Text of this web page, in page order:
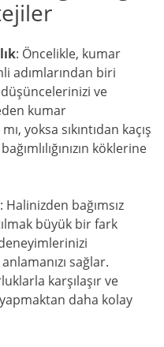
: Öncelikle, kumar
adımlarından biri
ve
kumar
yoksa sıkıntıdan kaçış
köklerine
: Halinizden bağımsız
büyük bir fark
sağlar.
karşılaşır ve
yapmaktan daha kolay